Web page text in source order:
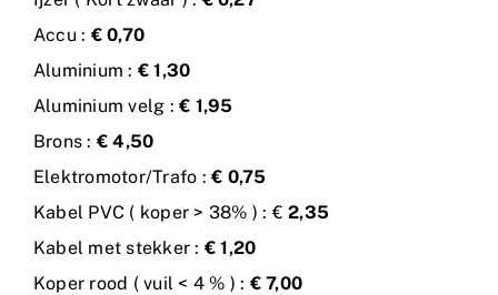
Accu : € 0,70
Aluminium : € 1,30
Aluminium velg :€ 1,95
Brons : € 4,50
Elektromotor/Trafo :€ 0,75
Kabel PVC ( koper > 38% ) : €2,35
Kabel met stekker : € 1,20
Koper rood ( vuil < 4 % ) : € 7,00